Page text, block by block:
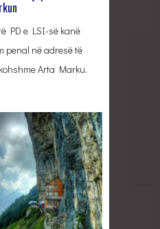
PD e LSI-së kanë
penal në adresë të
Arta Marku.